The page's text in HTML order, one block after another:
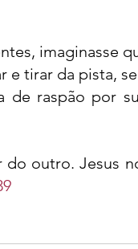
imaginasse
e tirar da pista,
de raspão por
outro. Jesus